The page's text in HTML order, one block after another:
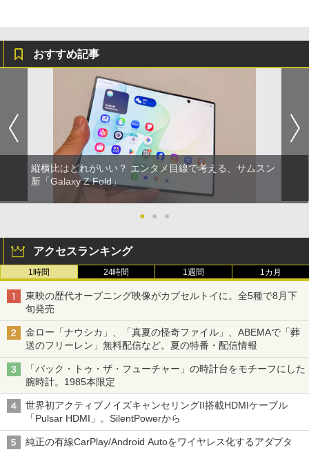
おすすめ記事
縦横比はどれがいい？ エンタメ目線で考える、サムスン
新「Galaxy Z Fold」
● ● ●
アクセスランキング
1時間 24時間 1週間 1カ月
東映の歴代オープニング映像がカプセルトイに。全5種で8月下
旬発売
金ロー「ナウシカ」、「真夏の怪奇ファイル」、ABEMAで「葬
送のフリーレン」無料配信など。夏の特番・配信情報
「バック・トゥ・ザ・フューチャー」の時計台をモチーフにした
腕時計。1985本限定
世界初アクティブノイズキャンセリングII搭載HDMIケーブル
「Pulsar HDMI」。SilentPowerから
純正の有線CarPlay/Android Autoをワイヤレス化するアダプタ